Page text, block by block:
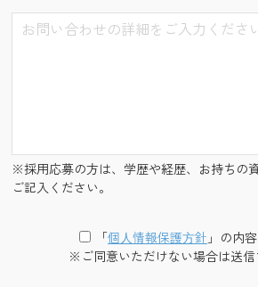
※採用応募の方は、学歴や経歴、お持ちの
ご記入ください。
「個⼈情報保護⽅針 」の内
※ご同意いただけない場合は送信